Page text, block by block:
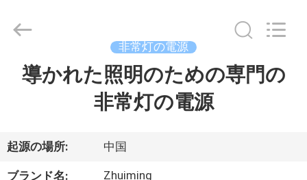
ロ
Hangzhou
Reserved.
非常灯の電源
導かれた照明のための専門の
非常灯の電源
起源の場所: 中国
ブランド名: Zhuiming